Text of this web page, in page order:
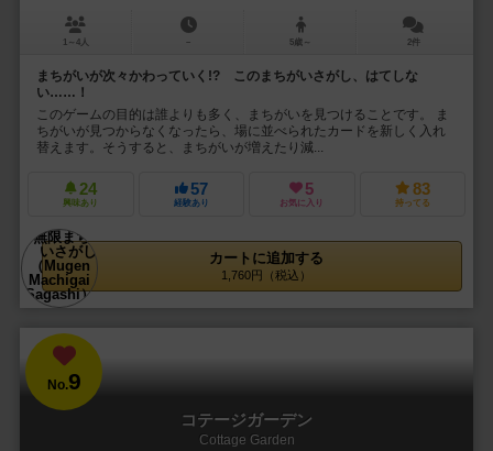
1～4人 － 5歳～ 2件
まちがいが次々かわっていく!? このまちがいさがし、はてしな
い……！
このゲームの目的は誰よりも多く、まちがいを見つけることです。 ま
ちがいが見つからなくなったら、場に並べられたカードを新しく入れ
替えます。そうすると、まちがいが増えたり減...
24
興味あり
57
経験あり
5
お気に入り
83
持ってる
カートに追加する
1,760円（税込）
No.9
コテージガーデン
Cottage Garden